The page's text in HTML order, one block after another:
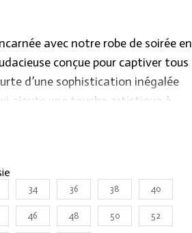
avec notre robe de soirée en
conçue pour captiver tous
d’une sophistication inégalée
ajoute une touche artistique à
avec l’asymétrie, mise en
est minutieusement pensé pour
de manière flatteuse et
34 36 38 40
46 48 50 52